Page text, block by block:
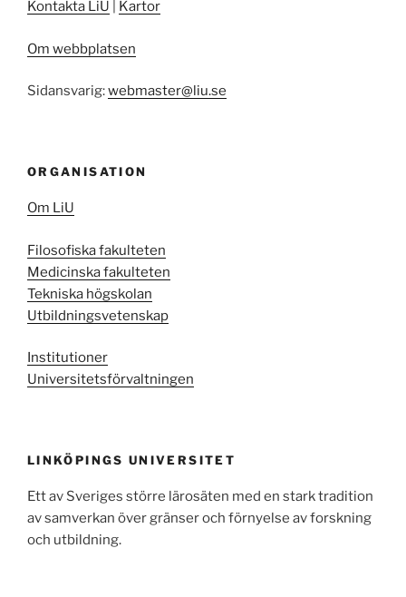
Kontakta LiU Kartor
Om webbplatsen
Sidansvarig:webmaster@liu.se
ORGANISATION
Om LiU
Filosofiska fakulteten
Medicinska fakulteten
Tekniska högskolan
Utbildningsvetenskap
Institutioner
Universitetsförvaltningen
LINKÖPINGS UNIVERSITET
Ett av Sveriges större lärosäten med en stark tradition
av samverkan över gränser och förnyelse av forskning
och utbildning.